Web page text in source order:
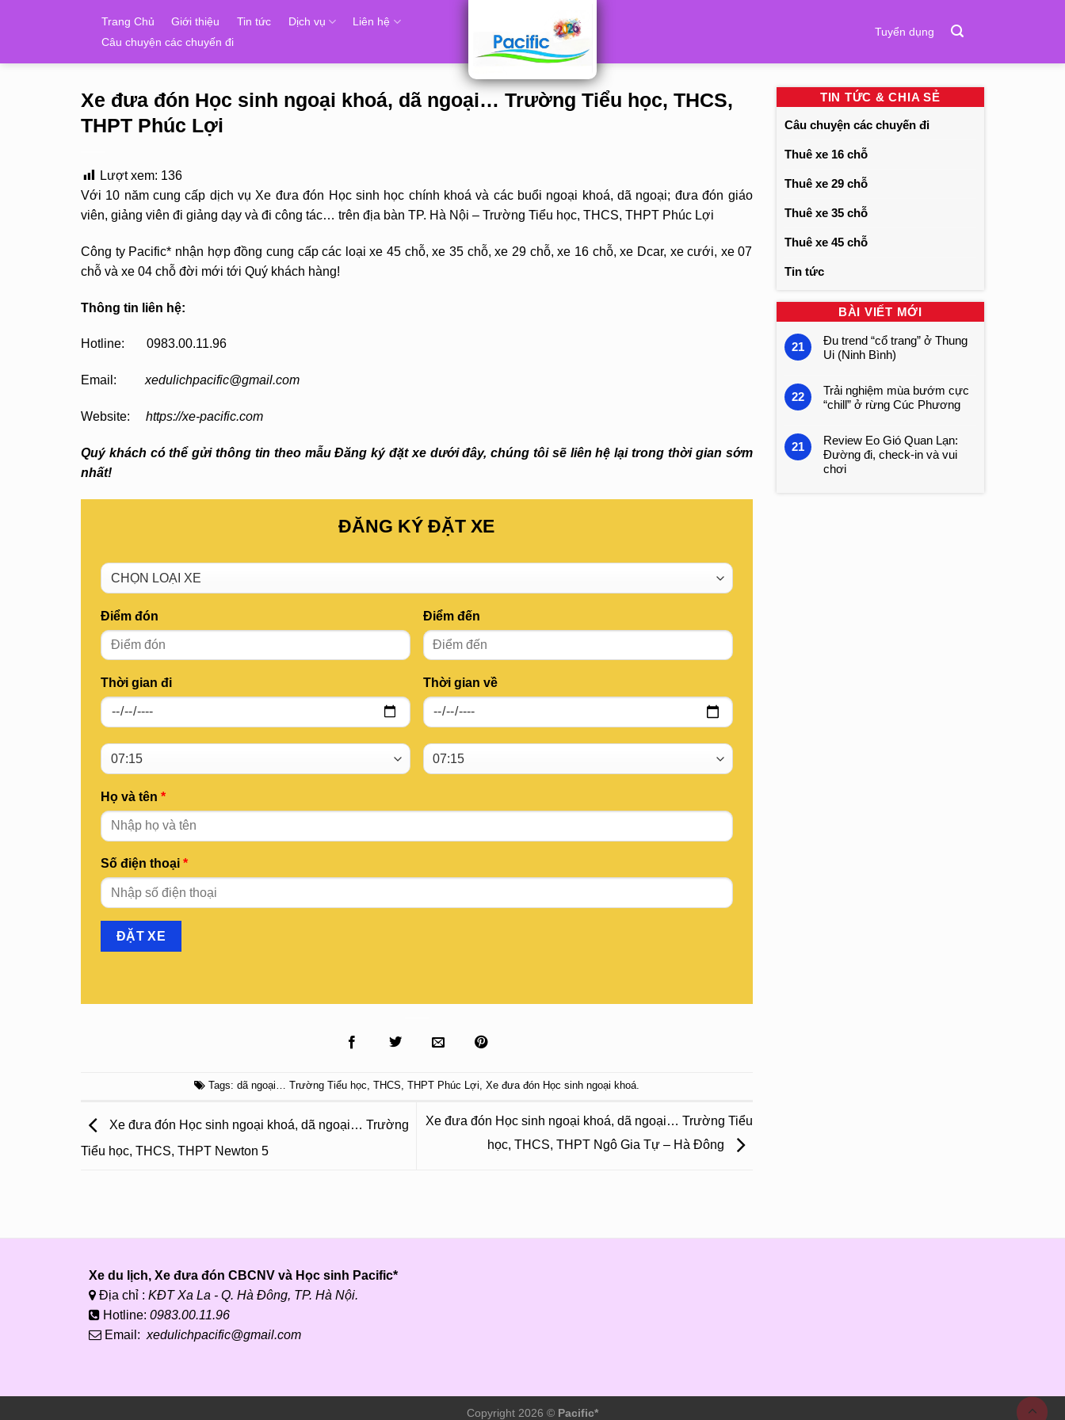
Trang Chủ Giới thiệu Tin tức Dịch vụ
Liên hệ
Câu chuyện các chuyến đi
Tuyển dụng
Xe đưa đón Học sinh ngoại khoá, dã ngoại… Trường Tiểu học, THCS,
THPT Phúc Lợi
Lượt xem: 136
Với 10 năm cung cấp dịch vụ Xe đưa đón Học sinh học chính khoá và các buổi ngoại khoá, dã ngoại; đưa đón giáo
viên, giảng viên đi giảng dạy và đi công tác… trên địa bàn TP. Hà Nội – Trường Tiểu học, THCS, THPT Phúc Lợi
Công ty Pacific* nhận hợp đồng cung cấp các loại xe 45 chỗ, xe 35 chỗ, xe 29 chỗ, xe 16 chỗ, xe Dcar, xe cưới, xe 07
chỗ và xe 04 chỗ đời mới tới Quý khách hàng!
Thông tin liên hệ:
Hotline: 0983.00.11.96
Email: xedulichpacific@gmail.com
Website: https://xe-pacific.com
Quý khách có thể gửi thông tin theo mẫu Đăng ký đặt xe dưới đây, chúng tôi sẽ liên hệ lại trong thời gian sớm
nhất!
ĐĂNG KÝ ĐẶT XE
Điểm đón
Thời gian đi
Điểm đến
Thời gian về
Họ và tên *
Số điện thoại *
Tags: dã ngoại… Trường Tiểu học, THCS, THPT Phúc Lợi, Xe đưa đón Học sinh ngoại khoá.
Xe đưa đón Học sinh ngoại khoá, dã ngoại… Trường
Tiểu học, THCS, THPT Newton 5
Xe đưa đón Học sinh ngoại khoá, dã ngoại… Trường Tiểu
học, THCS, THPT Ngô Gia Tự – Hà Đông
TIN TỨC & CHIA SẺ
Câu chuyện các chuyến đi
Thuê xe 16 chỗ
Thuê xe 29 chỗ
Thuê xe 35 chỗ
Thuê xe 45 chỗ
Tin tức
BÀI VIẾT MỚI
21
Đu trend “cổ trang” ở Thung
Ui (Ninh Bình)
22
Trải nghiệm mùa bướm cực
“chill” ở rừng Cúc Phương
21
Review Eo Gió Quan Lạn:
Đường đi, check-in và vui
chơi
Xe du lịch, Xe đưa đón CBCNV và Học sinh Pacific*
Địa chỉ : KĐT Xa La - Q. Hà Đông, TP. Hà Nội.
Hotline: 0983.00.11.96
Email: xedulichpacific@gmail.com
Copyright 2026 © Pacific*